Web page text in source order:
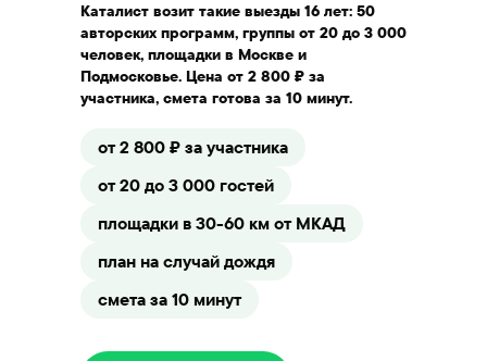
Каталист возит такие выезды 16 лет: 50
авторских программ, группы от 20 до 3 000
человек, площадки в Москве и
Подмосковье. Цена от 2 800 ₽ за
участника, смета готова за 10 минут.
от 2 800 ₽ за участника
от 20 до 3 000 гостей
площадки в 30-60 км от МКАД
план на случай дождя
смета за 10 минут